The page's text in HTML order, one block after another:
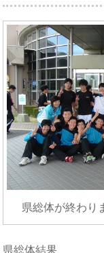
県総体が終わり
県総体結果